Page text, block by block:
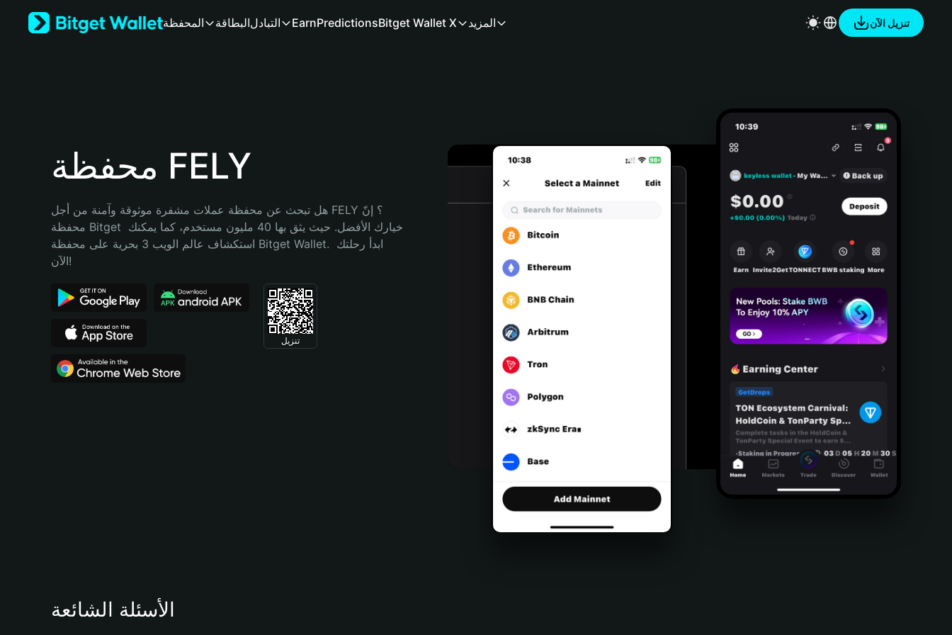
Bahasa Indonesia
Português (Brasil)
المحفظة البطاقةالتبادل EarnPredictionsBitget Wallet X المزيد تنزيل الآن
محفظة FELY
هل تبحث عن محفظة عملات مشفرة موثوقة وآمنة من أجل FELY؟ إنّ
محفظة Bitget خيارك الأفضل. حيث يثق بها 40 مليون مستخدم، كما يمكنك
استكشاف عالم الويب 3 بحرية على محفظة Bitget Wallet. ابدأ رحلتك
الآن!
تنزيل
الأسئلة الشائعة